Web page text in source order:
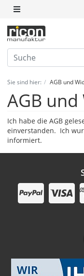
Sie sind hier: AGB und
AGB
Ich habe die AGB
einverstanden. Ich
informiert.